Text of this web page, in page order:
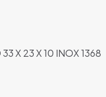
X 23 X 10 INOX 1368